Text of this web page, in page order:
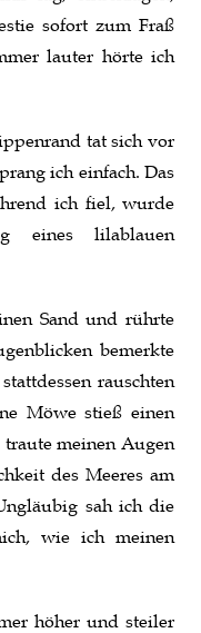
sofort zum Fraß
lauter hörte ich
tat sich vor
ich einfach. Das
ich fiel, wurde
eines lilablauen
Sand und rührte
bemerkte
rauschten
Möwe stieß einen
meinen Augen
des Meeres am
sah ich die
wie ich meinen
höher und steiler